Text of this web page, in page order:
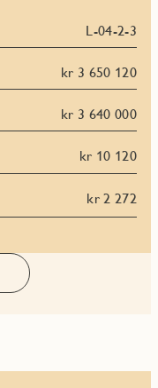
L-04-2-3
kr 3 650 120
kr 3 640 000
kr 10 120
kr 2 272